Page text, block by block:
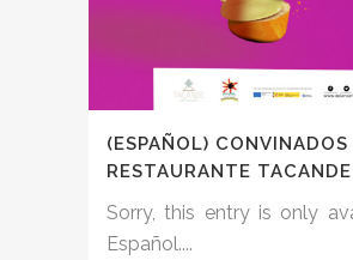
(ESPAÑOL)
RESTAURANTE TACANDE
Sorry, this entry is only
Español....